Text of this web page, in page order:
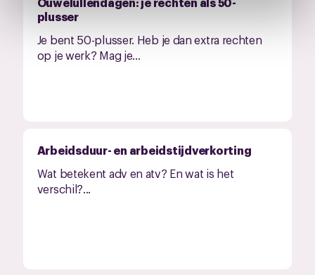
het ronde cookie-instellingenicoontje linksonder op de
pagina.
plusser
Je bent 50-plusser. Heb je dan extra rechten
op je werk? Mag je...
Arbeidsduur- en arbeidstijdverkorting
Wat betekent adv en atv? En wat is het
verschil?...